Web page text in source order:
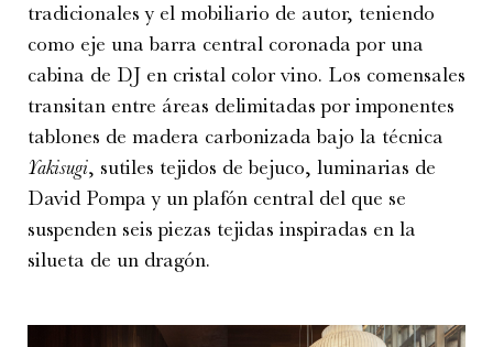
tradicionales y el mobiliario de autor, teniendo
como eje una barra central coronada por una
cabina de DJ en cristal color vino. Los comensales
transitan entre áreas delimitadas por imponentes
tablones de madera carbonizada bajo la técnica
Yakisugi, sutiles tejidos de bejuco, luminarias de
David Pompa y un plafón central del que se
suspenden seis piezas tejidas inspiradas en la
silueta de un dragón.